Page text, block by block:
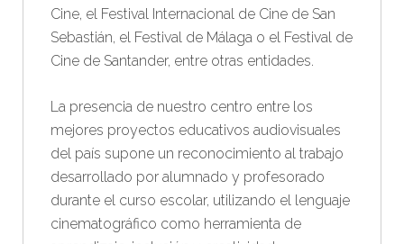
Cine, el Festival Internacional de Cine de San
Sebastián, el Festival de Málaga o el Festival de
Cine de Santander, entre otras entidades.
La presencia de nuestro centro entre los
mejores proyectos educativos audiovisuales
del país supone un reconocimiento al trabajo
desarrollado por alumnado y profesorado
durante el curso escolar, utilizando el lenguaje
cinematográfico como herramienta de